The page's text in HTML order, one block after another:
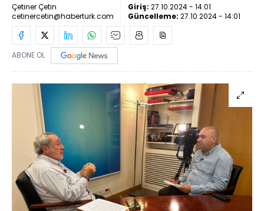
Çetiner Çetin
cetinercetin@haberturk.com
Giriş: 27.10.2024 - 14:01
Güncelleme: 27.10.2024 - 14:01
ABONE OL